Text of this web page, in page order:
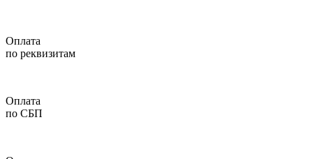
Оплата
по реквизитам
Оплата
по СБП